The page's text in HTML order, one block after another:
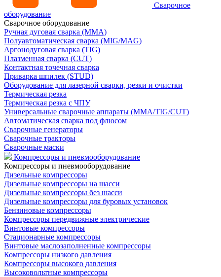
Сварочное
оборудование
Сварочное оборудование
Ручная дуговая сварка (MMA)
Полуавтоматическая сварка (MIG/MAG)
Аргонодуговая сварка (TIG)
Плазменная сварка (CUT)
Контактная точечная сварка
Приварка шпилек (STUD)
Оборудование для лазерной сварки, резки и очистки
Термическая резка
Термическая резка с ЧПУ
Универсальные сварочные аппараты (MMA/TIG/CUT)
Автоматическая сварка под флюсом
Сварочные генераторы
Сварочные тракторы
Сварочные маски
Компрессоры и пневмооборудование
Компрессоры и пневмооборудование
Дизельные компрессоры
Дизельные компрессоры на шасси
Дизельные компрессоры без шасси
Дизельные компрессоры для буровых установок
Бензиновые компрессоры
Компрессоры передвижные электрические
Винтовые компрессоры
Стационарные компрессоры
Винтовые маслозаполненные компрессоры
Компрессоры низкого давления
Компрессоры высокого давления
Высоковольтные компрессоры